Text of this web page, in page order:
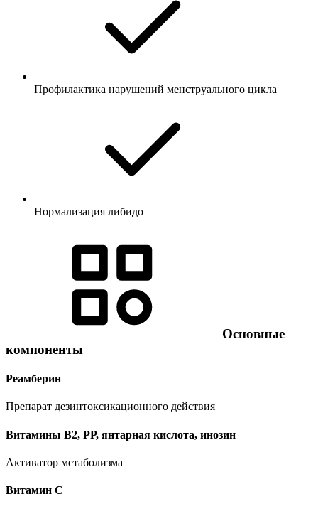
Профилактика нарушений менструального цикла
Нормализация либидо
Основные
компоненты
Реамберин
Препарат дезинтоксикационного действия
Витамины В2, РР, янтарная кислота, инозин
Активатор метаболизма
Витамин C